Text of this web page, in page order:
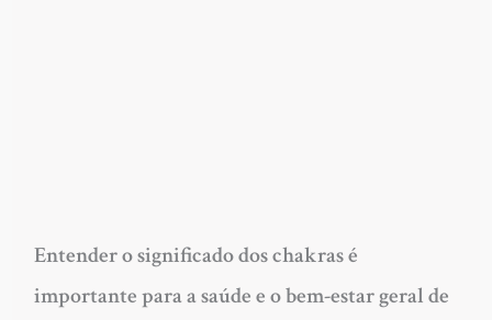
Entender o significado dos chakras é
importante para a saúde e o bem-estar geral de